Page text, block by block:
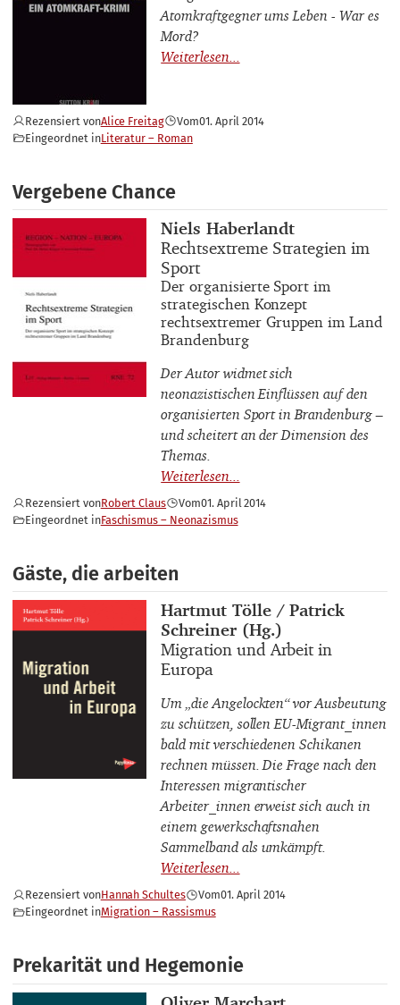
Atomkraftgegner ums Leben - War es
Mord?
Rezensiert vonAlice Freitag Vom01. April 2014
Eingeordnet inLiteratur – Roman
Vergebene Chance
Buchautor_innen
Niels Haberlandt
Buchtitel
Rechtsextreme Strategien im
Sport
Buchuntertitel
Der organisierte Sport im
strategischen Konzept
rechtsextremer Gruppen im Land
Brandenburg
Der Autor widmet sich
neonazistischen Einflüssen auf den
organisierten Sport in Brandenburg –
und scheitert an der Dimension des
Themas.
Rezensiert vonRobert Claus Vom01. April 2014
Eingeordnet inFaschismus – Neonazismus
Gäste, die arbeiten
Buchautor_innen
Hartmut Tölle / Patrick
Schreiner (Hg.)
Buchtitel
Migration und Arbeit in
Europa
Um „die Angelockten“ vor Ausbeutung
zu schützen, sollen EU-Migrant_innen
bald mit verschiedenen Schikanen
rechnen müssen. Die Frage nach den
Interessen migrantischer
Arbeiter_innen erweist sich auch in
einem gewerkschaftsnahen
Sammelband als umkämpft.
Rezensiert vonHannah Schultes Vom01. April 2014
Eingeordnet inMigration – Rassismus
Prekarität und Hegemonie
Buchautor_innen